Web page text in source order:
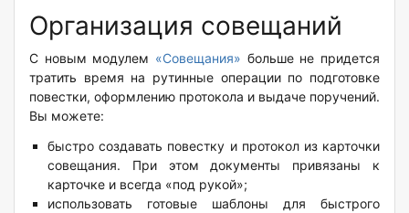
Организация совещаний
С новым модулем «Совещания» больше не придется
тратить время на рутинные операции по подготовке
повестки, оформлению протокола и выдаче поручений.
Вы можете:
быстро создавать повестку и протокол из карточки
совещания. При этом документы привязаны к
карточке и всегда «под рукой»;
использовать готовые шаблоны для быстрого